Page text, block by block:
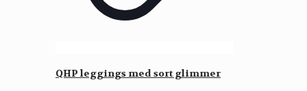
QHP leggings med sort glimmer